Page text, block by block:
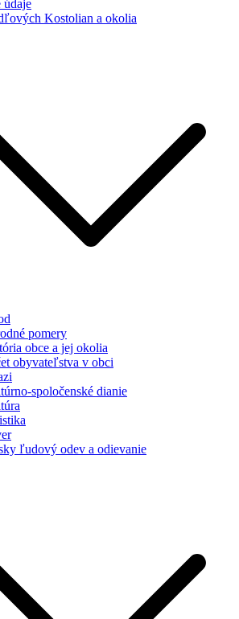
údaje
Kostolian a okolia
pomery
obce a jej okolia
obyvateľstva v obci
spoločenské dianie
ľudový odev a odievanie